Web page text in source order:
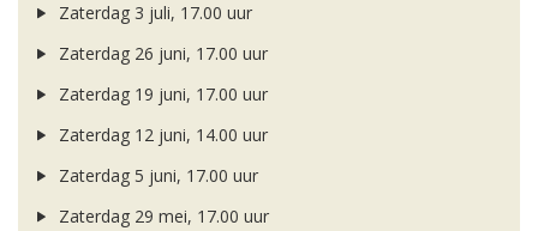
Zaterdag 3 juli, 17.00 uur
Zaterdag 26 juni, 17.00 uur
Zaterdag 19 juni, 17.00 uur
Zaterdag 12 juni, 14.00 uur
Zaterdag 5 juni, 17.00 uur
Zaterdag 29 mei, 17.00 uur